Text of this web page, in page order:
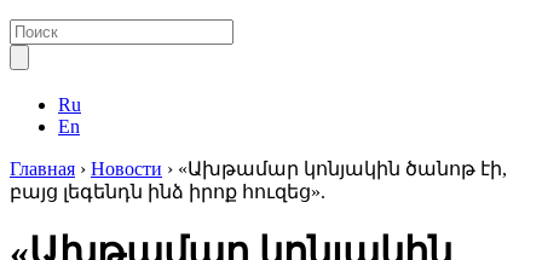
Ru
En
Главная › Новости › «Ախթամար կոնյակին ծանոթ էի,
բայց լեգենդն ինձ իրոք հուզեց».